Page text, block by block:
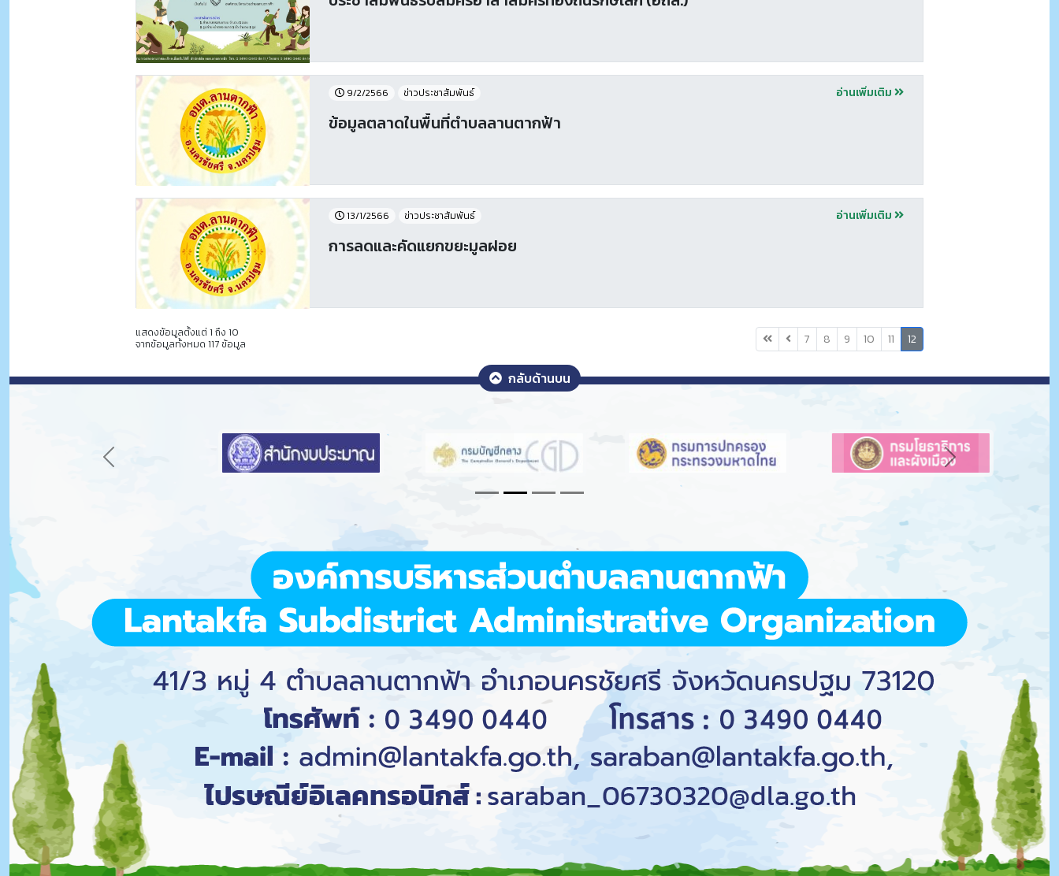
9/2/2566 ข่าวประชาสัมพันธ์ อ่านเพิ่มเติม
ข้อมูลตลาดในพื้นที่ตำบลลานตากฟ้า
13/1/2566 ข่าวประชาสัมพันธ์ อ่านเพิ่มเติม
การลดและคัดแยกขยะมูลฝอย
แสดงข้อมูลตั้งแต่ 1 ถึง 10
จากข้อมูลทั้งหมด 117 ข้อมูล
7 8 9 10 11 12
c
r
n
t
)
กลับด้านบน
Previous Next